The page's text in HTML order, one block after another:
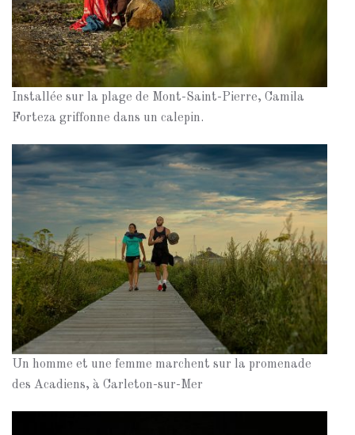
Installée sur la plage de Mont-Saint-Pierre, Camila
Forteza griffonne dans un calepin.
Un homme et une femme marchent sur la promenade
des Acadiens, à Carleton-sur-Mer